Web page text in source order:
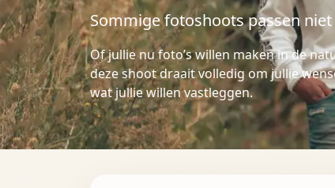
Sommige fotoshoots passen
Of jullie nu foto’s willen maken in de
deze shoot draait volledig om jullie
wat jullie willen vastleggen.